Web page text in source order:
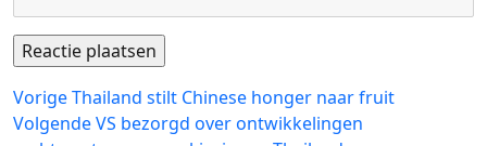
Bericht
navigatie
VorigeVorig
bericht:
Thailand stilt Chinese honger naar fruit
VolgendeVolgend
VS bezorgd over ontwikkelingen